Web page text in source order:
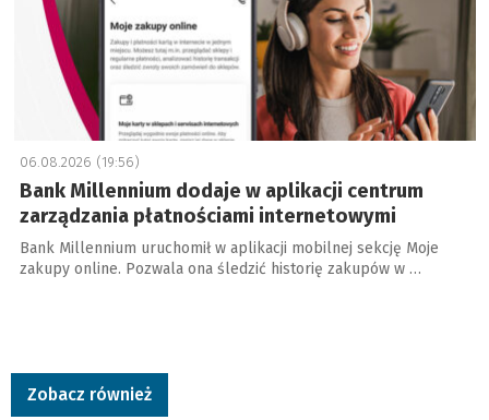
06.08.2026 (19:56)
Bank Millennium dodaje w aplikacji centrum
zarządzania płatnościami internetowymi
Bank Millennium uruchomił w aplikacji mobilnej sekcję Moje
zakupy online. Pozwala ona śledzić historię zakupów w …
Zobacz również